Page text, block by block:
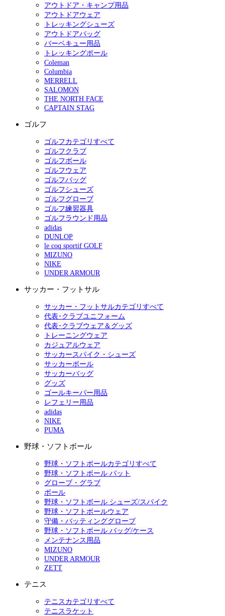
アウトドア・キャンプ用品
アウトドアウェア
トレッキングシューズ
アウトドアバッグ
バーベキュー用品
トレッキングポール
Coleman
Columbia
MERRELL
SALOMON
THE NORTH FACE
CAPTAIN STAG
ゴルフ
ゴルフカテゴリすべて
ゴルフクラブ
ゴルフボール
ゴルフウェア
ゴルフバッグ
ゴルフシューズ
ゴルフグローブ
ゴルフ練習器具
ゴルフラウンド用品
adidas
DUNLOP
le coq sportif GOLF
MIZUNO
NIKE
UNDER ARMOUR
サッカー・フットサル
サッカー・フットサルカテゴリすべて
代表･クラブユニフォーム
代表･クラブウェア＆グッズ
トレーニングウェア
カジュアルウェア
サッカースパイク・シューズ
サッカーボール
サッカーバッグ
グッズ
ゴールキーパー用品
レフェリー用品
adidas
NIKE
PUMA
野球・ソフトボール
野球・ソフトボールカテゴリすべて
野球・ソフトボール バット
グローブ・グラブ
ボール
野球・ソフトボール シューズ/スパイク
野球・ソフトボールウェア
守備・バッティンググローブ
野球・ソフトボール バッグ/ケース
メンテナンス用品
MIZUNO
UNDER ARMOUR
ZETT
テニス
テニスカテゴリすべて
テニスラケット